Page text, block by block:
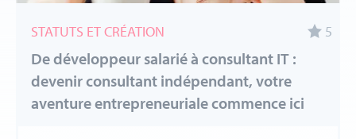
STATUTS ET CRÉATION 5
De développeur salarié à consultant IT :
devenir consultant indépendant, votre
aventure entrepreneuriale commence ici